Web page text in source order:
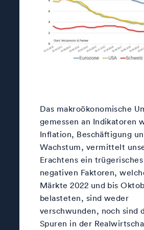
Das makroökonomische
gemessen an Indikatoren
Inflation, Beschäftigung
Wachstum, vermittelt
Erachtens ein
negativen Faktoren,
Märkte 2022 und bis
belasteten, sind weder
verschwunden, noch sind
Spuren in der